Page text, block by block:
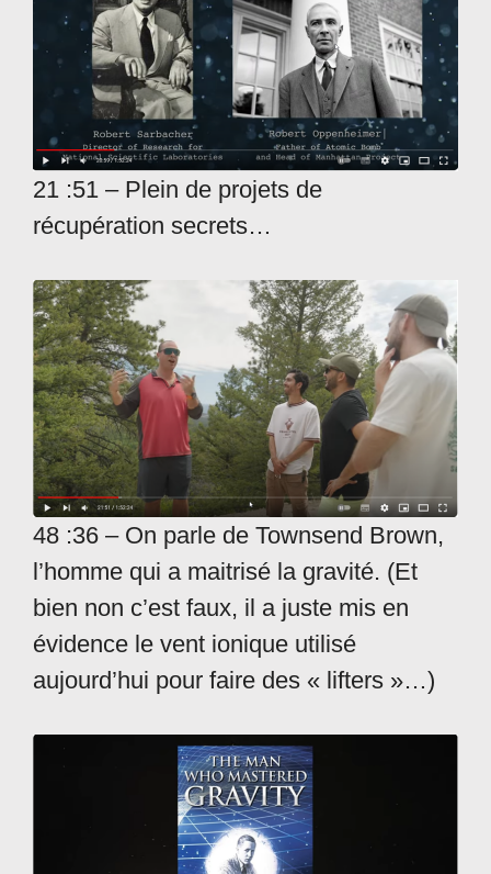
21 :51 – Plein de projets de
récupération secrets…
48 :36 – On parle de Townsend Brown,
l’homme qui a maitrisé la gravité. (Et
bien non c’est faux, il a juste mis en
évidence le vent ionique utilisé
aujourd’hui pour faire des « lifters »…)